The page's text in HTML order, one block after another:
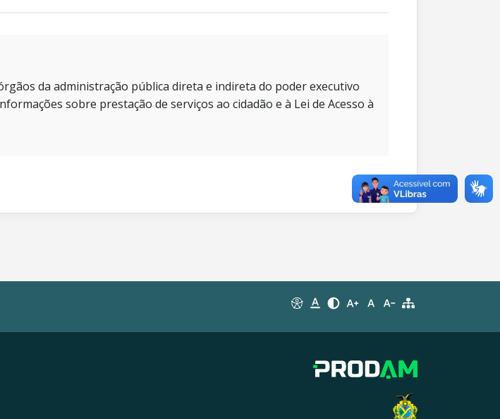
da administração pública direta e indireta do poder executivo
sobre prestação de serviços ao cidadão e à Lei de Acesso à